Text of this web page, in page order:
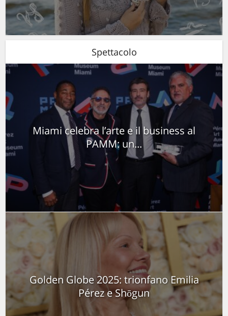
Spettacolo
Miami celebra l’arte e il business al
PAMM: un...
Golden Globe 2025: trionfano Emilia
Pérez e Shōgun